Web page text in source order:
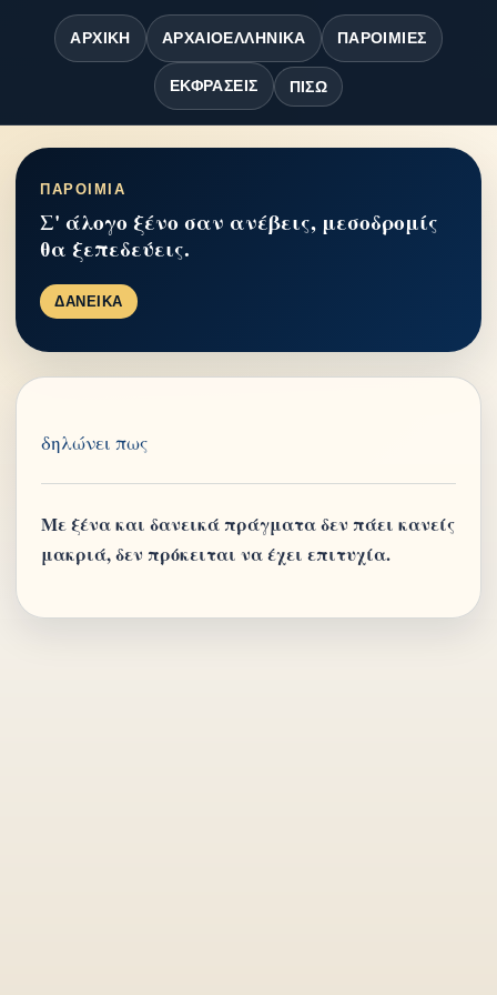
ΑΡΧΙΚΉ ΑΡΧΑΙΟΕΛΛΗΝΙΚΆ ΠΑΡΟΙΜΊΕΣ
ΕΚΦΡΆΣΕΙΣ ΠΊΣΩ
ΠΑΡΟΙΜΙΑ
Σ' άλογο ξένο σαν ανέβεις, μεσοδρομίς
θα ξεπεδεύεις.
ΔΑΝΕΙΚΑ
δηλώνει πως
Με ξένα και δανεικά πράγματα δεν πάει κανείς
μακριά, δεν πρόκειται να έχει επιτυχία.